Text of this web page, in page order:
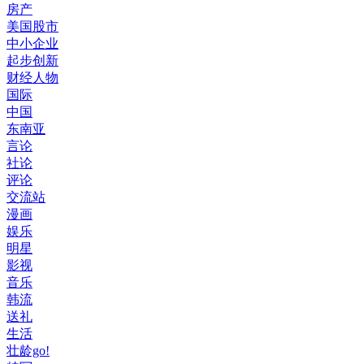
房产
美国股市
中小企业
起步创新
财经人物
国际
中国
东南亚
言论
社论
评论
交流站
漫画
娱乐
明星
影视
音乐
韩流
送礼
生活
壮龄go!